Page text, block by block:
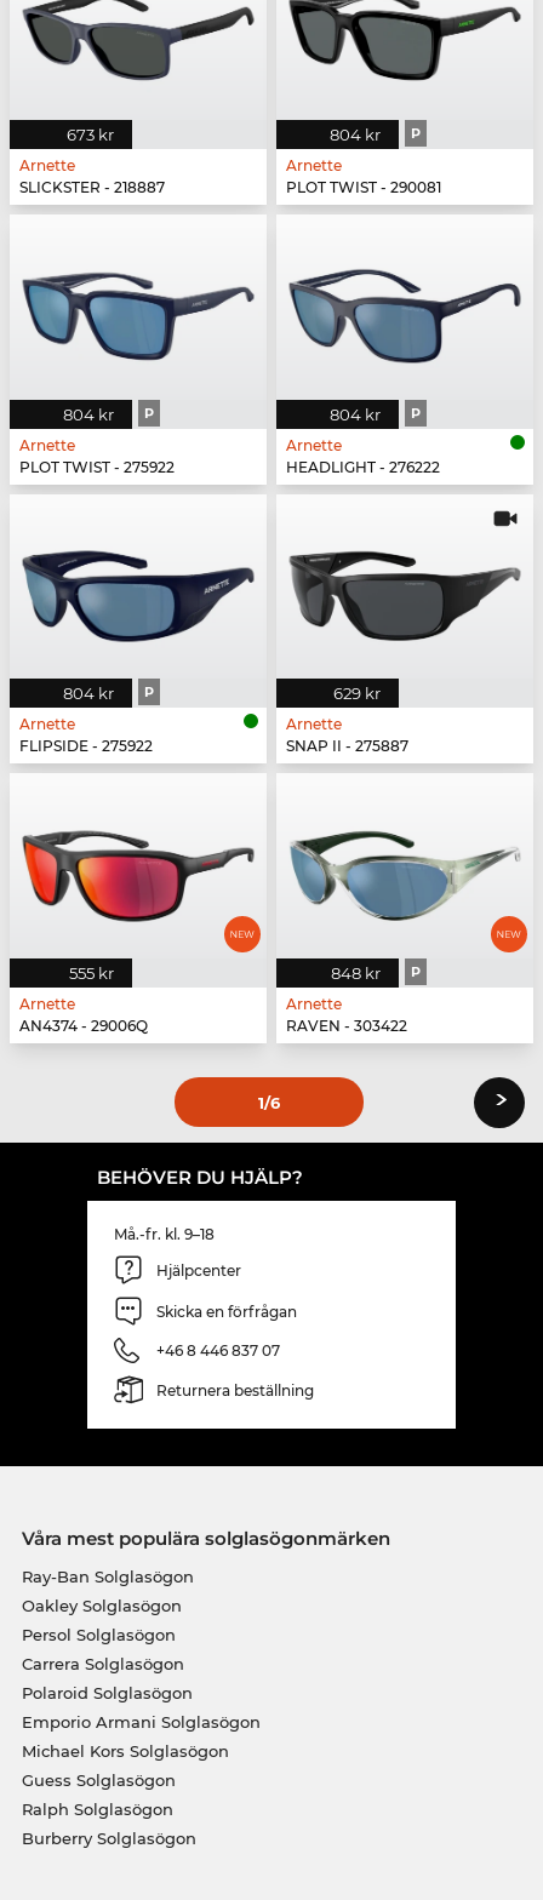
673 kr
Arnette
SLICKSTER - 218887
804 kr P
Arnette
PLOT TWIST - 290081
804 kr P
Arnette
PLOT TWIST - 275922
804 kr P
Arnette
HEADLIGHT - 276222
804 kr P
Arnette
FLIPSIDE - 275922
629 kr
Arnette
SNAP II - 275887
555 kr
Arnette
AN4374 - 29006Q
848 kr P
Arnette
RAVEN - 303422
1/6 ›
BEHÖVER DU HJÄLP?
Må.-fr. kl. 9–18
Hjälpcenter
Skicka en förfrågan
+46 8 446 837 07
Returnera beställning
Våra mest populära solglasögonmärken
Ray-Ban Solglasögon
Oakley Solglasögon
Persol Solglasögon
Carrera Solglasögon
Polaroid Solglasögon
Emporio Armani Solglasögon
Michael Kors Solglasögon
Guess Solglasögon
Ralph Solglasögon
Burberry Solglasögon